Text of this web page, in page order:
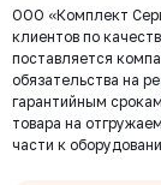
Наличие
Нет
Цена с
394
Безналичный
Мы выставляем
любом банке
ООО «Комплект
клиентов по
поставляется
обязательства на
гарантийным
товара на
части к